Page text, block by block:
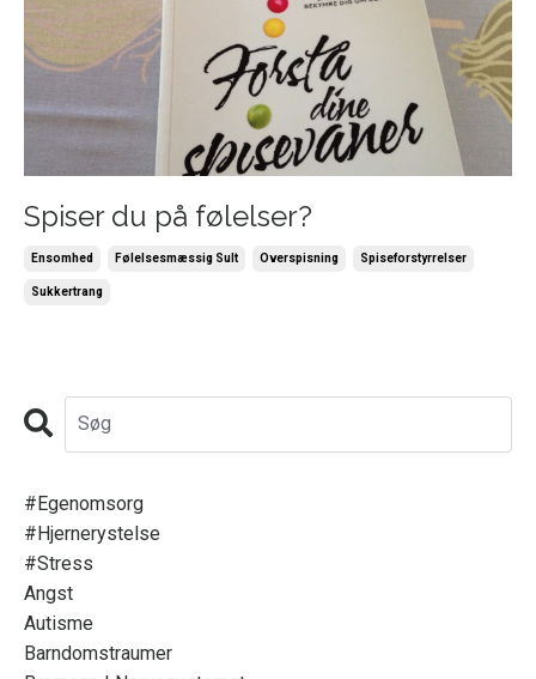
Spiser du på følelser?
Ensomhed Følelsesmæssig Sult Overspisning Spiseforstyrrelser
Sukkertrang
#egenomsorg
#hjernerystelse
#stress
Angst
Autisme
Barndomstraumer